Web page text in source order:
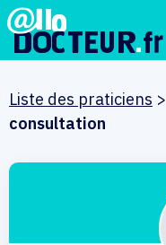
Liste des praticiens >
consultation